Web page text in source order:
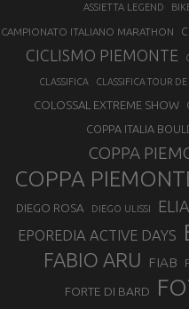
ASSIETTA LEGEND
CAMPIONATO ITALIANO MARATHON
CICLISMO PIEMONTE
CLASSIFICA CLASSIFICA TOUR
COLOSSAL EXTREME SHOW
COPPA ITALIA
COPPA
COPPA
DIEGO ROSA DIEGO ULISSI
EPOREDIA ACTIVE DAYS
FABIO ARU FIAB
FORTE DI BARD